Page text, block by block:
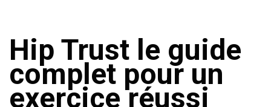
Hip Trust le guide
complet pour un
exercice réussi